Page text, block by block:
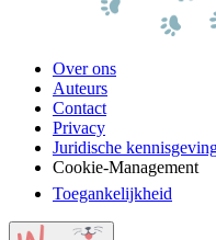
Over ons
Auteurs
Contact
Privacy
Juridische
Cookie-Management
Toegankelijkheid